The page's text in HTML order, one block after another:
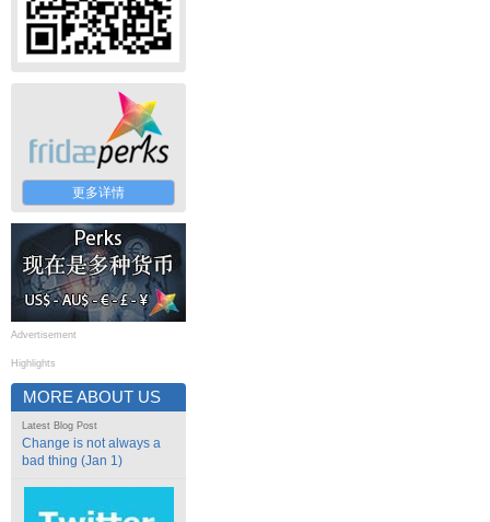
更多详情
Advertisement
Highlights
MORE ABOUT US
Latest Blog Post
Change is not always a
bad thing (Jan 1)